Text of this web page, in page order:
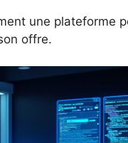
une plateforme
offre.